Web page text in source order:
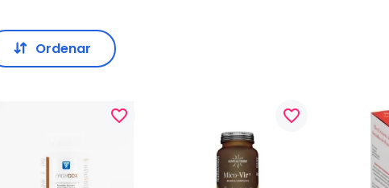
Ordenar
favorite_border favorite_border